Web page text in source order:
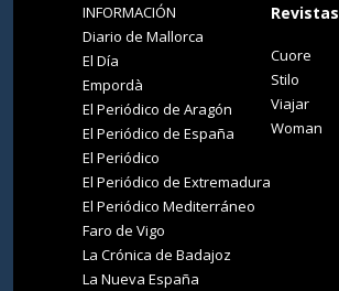
INFORMACIÓN
Diario de Mallorca
El Día
Empordà
El Periódico de Aragón
El Periódico de España
El Periódico
El Periódico de Extremadura
El Periódico Mediterráneo
Faro de Vigo
La Crónica de Badajoz
La Nueva España
Revistas
Cuore
Stilo
Viajar
Woman